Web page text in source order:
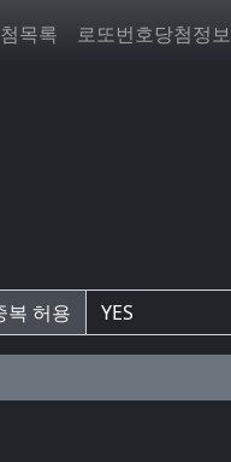
목록 로또번호당첨정보
복 허용